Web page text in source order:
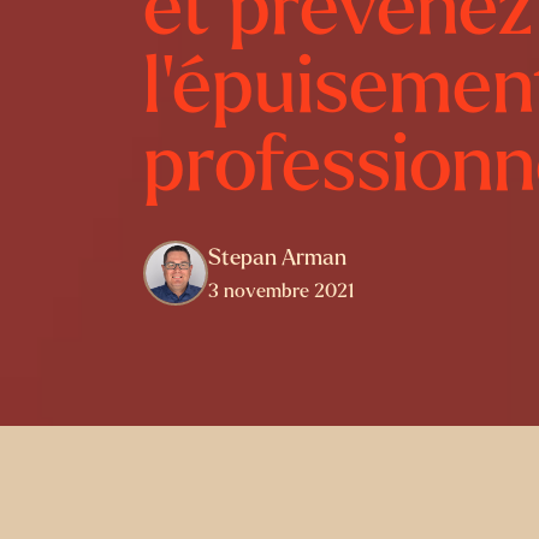
Stepan Arman
3 novembre 2021